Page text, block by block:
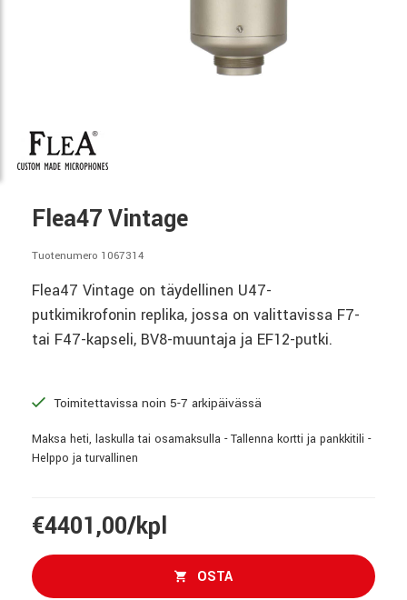
Flea47 Vintage
Tuotenumero 1067314
Flea47 Vintage on täydellinen U47-
putkimikrofonin replika, jossa on valittavissa F7-
tai F47-kapseli, BV8-muuntaja ja EF12-putki.
Toimitettavissa noin 5-7 arkipäivässä
Maksa heti, laskulla tai osamaksulla - Tallenna kortti ja pankkitili -
Helppo ja turvallinen
€4401,00/kpl
OSTA